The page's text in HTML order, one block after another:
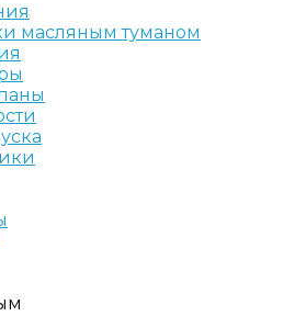
масляным туманом